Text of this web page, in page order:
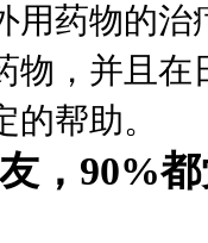
用药物的
物，并且
帮助。
，90%